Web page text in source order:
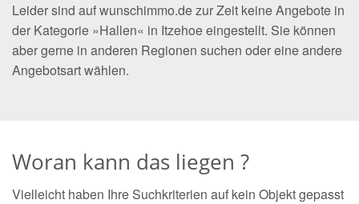
Leider sind auf wunschimmo.de zur Zeit keine Angebote in
der Kategorie »Hallen« in Itzehoe eingestellt. Sie können
aber gerne in anderen Regionen suchen oder eine andere
Angebotsart wählen.
Woran kann das liegen ?
Vielleicht haben Ihre Suchkriterien auf kein Objekt gepasst